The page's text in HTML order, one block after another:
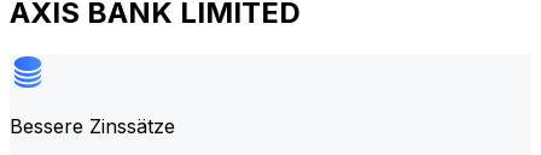
AXIS BANK LIMITED
Bessere Zinssätze